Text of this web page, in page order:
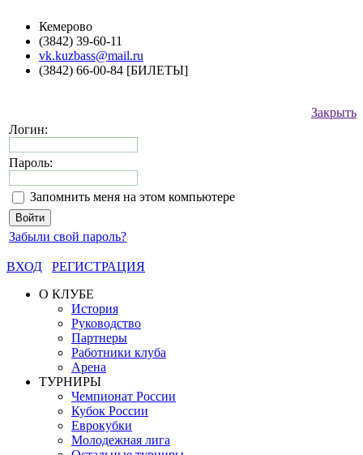
Кемерово
(3842) 39-60-11
vk.kuzbass@mail.ru
(3842) 66-00-84 [БИЛЕТЫ]
Закрыть
Логин:
Пароль:
Запомнить меня на этом компьютере
Забыли свой пароль?
ВХОД
РЕГИСТРАЦИЯ
О КЛУБЕ
История
Руководство
Партнеры
Работники клуба
Арена
ТУРНИРЫ
Чемпионат России
Кубок России
Еврокубки
Молодежная лига